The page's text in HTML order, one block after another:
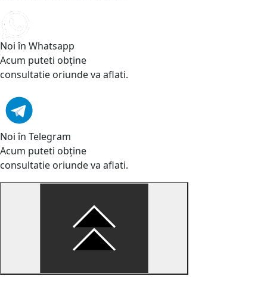
Noi în Whatsapp
Acum puteti obține
consultatie oriunde va aflati.
Noi în Telegram
Acum puteti obține
consultatie oriunde va aflati.